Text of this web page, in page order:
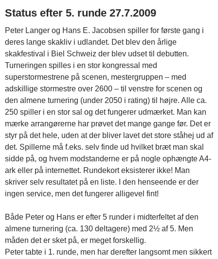
Status efter 5. runde 27.7.2009
Peter Langer og Hans E. Jacobsen spiller for første gang i
deres lange skakliv i udlandet. Det blev den årlige
skakfestival i Biel Schweiz der blev udset til debutten.
Turneringen spilles i en stor kongressal med
superstormestrene på scenen, mestergruppen – med
adskillige stormestre over 2600 – til venstre for scenen og
den almene turnering (under 2050 i rating) til højre. Alle ca.
250 spiller i en stor sal og det fungerer udmærket. Man kan
mærke arrangørerne har prøvet det mange gange før. Det er
styr på det hele, uden at der bliver lavet det store ståhej ud af
det. Spillerne må f.eks. selv finde ud hvilket bræt man skal
sidde på, og hvem modstanderne er på nogle ophængte A4-
ark eller på internettet. Rundekort eksisterer ikke! Man
skriver selv resultatet på en liste. I den henseende er der
ingen service, men det fungerer alligevel fint!
Både Peter og Hans er efter 5 runder i midterfeltet af den
almene turnering (ca. 130 deltagere) med 2½ af 5. Men
måden det er sket på, er meget forskellig.
Peter tabte i 1. runde, men har derefter langsomt men sikkert